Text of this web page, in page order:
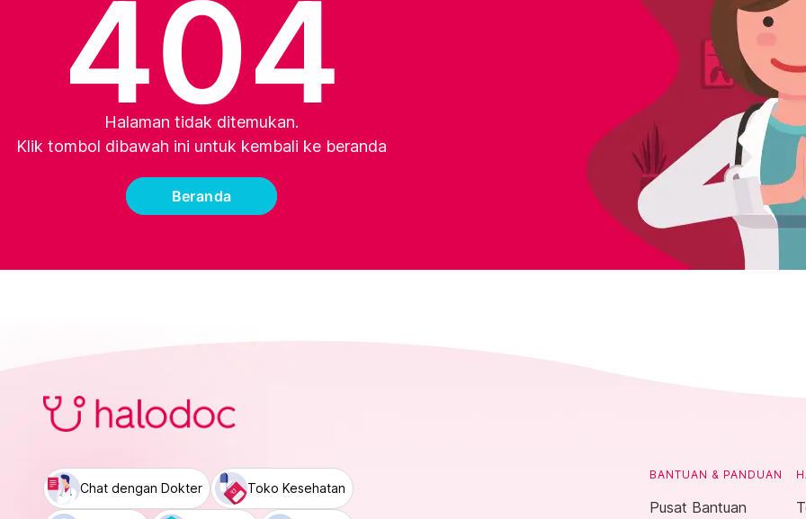
404
Halaman tidak ditemukan.
Klik tombol dibawah ini untuk kembali ke beranda
Beranda
Chat dengan Dokter Toko Kesehatan
BANTUAN & PANDUAN
Pusat Bantuan